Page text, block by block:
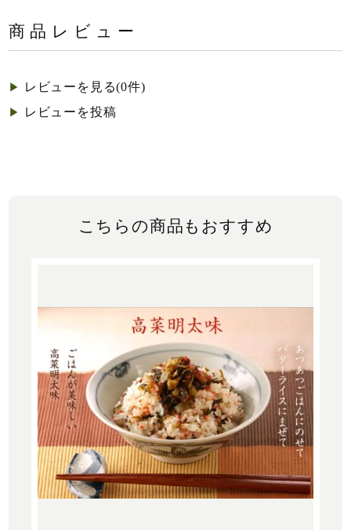
商品レビュー
▶︎ レビューを見る(0件)
▶︎ レビューを投稿
こちらの商品もおすすめ